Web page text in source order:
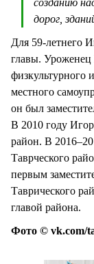
созданию
дорог,
Для 59-летнего
главы.
физкультурного
местного
он был
В 2010 году
район. В
Таврческого
первым
Таврического
главой района.
Фото © vk.com/